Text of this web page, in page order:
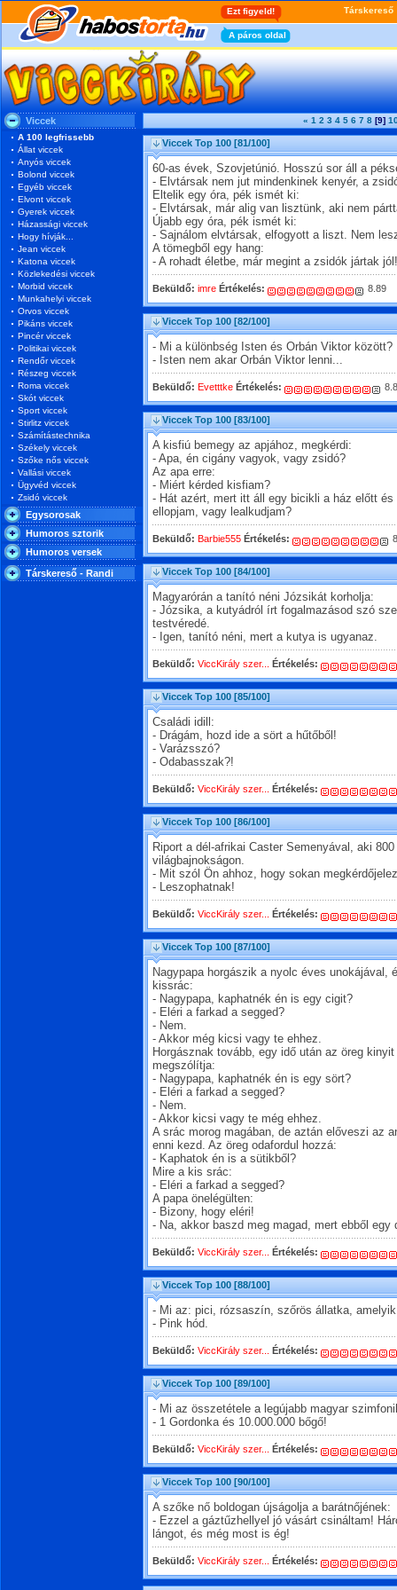
Viccek
A 100 legfrissebb
Állat viccek
Anyós viccek
Bolond viccek
Egyéb viccek
Elvont viccek
Gyerek viccek
Házassági viccek
Hogy hívják...
Jean viccek
Katona viccek
Közlekedési viccek
Morbid viccek
Munkahelyi viccek
Orvos viccek
Pikáns viccek
Pincér viccek
Politikai viccek
Rendőr viccek
Részeg viccek
Roma viccek
Skót viccek
Sport viccek
Stirlitz viccek
Számítástechnika
Székely viccek
Szőke nős viccek
Vallási viccek
Ügyvéd viccek
Zsidó viccek
Egysorosak
Humoros sztorik
Humoros versek
Társkereső - Randi
« 1 2 3 4 5 6 7 8 [9]
Viccek Top 100 [81/100]
60-as évek, Szovjetúnió. Hosszú sor áll a
- Elvtársak nem jut mindenkinek kenyér, a
Eltelik egy óra, pék ismét ki:
- Elvtársak, már alig van lisztünk, aki nem
Újabb egy óra, pék ismét ki:
- Sajnálom elvtársak, elfogyott a liszt. Nem
A tömegből egy hang:
- A rohadt életbe, már megint a zsidók jártak
Beküldő: imre Értékelés: 8.89
Viccek Top 100 [82/100]
- Mi a különbség Isten és Orbán Viktor között?
- Isten nem akar Orbán Viktor lenni...
Beküldő: Evetttke Értékelés:
Viccek Top 100 [83/100]
A kisfiú bemegy az apjához, megkérdi:
- Apa, én cigány vagyok, vagy zsidó?
Az apa erre:
- Miért kérded kisfiam?
- Hát azért, mert itt áll egy bicikli a ház előtt
ellopjam, vagy lealkudjam?
Beküldő: Barbie555 Értékelés:
Viccek Top 100 [84/100]
Magyarórán a tanító néni Józsikát korholja:
- Józsika, a kutyádról írt fogalmazásod szó
testvéredé.
- Igen, tanító néni, mert a kutya is ugyanaz.
Beküldő: ViccKirály szer... Értékelés:
Viccek Top 100 [85/100]
Családi idill:
- Drágám, hozd ide a sört a hűtőből!
- Varázsszó?
- Odabasszak?!
Beküldő: ViccKirály szer... Értékelés:
Viccek Top 100 [86/100]
Riport a dél-afrikai Caster Semenyával, aki
világbajnokságon.
- Mit szól Ön ahhoz, hogy sokan
- Leszophatnak!
Beküldő: ViccKirály szer... Értékelés:
Viccek Top 100 [87/100]
Nagypapa horgászik a nyolc éves unokájával,
kissrác:
- Nagypapa, kaphatnék én is egy cigit?
- Eléri a farkad a segged?
- Nem.
- Akkor még kicsi vagy te ehhez.
Horgásznak tovább, egy idő után az öreg
megszólítja:
- Nagypapa, kaphatnék én is egy sört?
- Eléri a farkad a segged?
- Nem.
- Akkor kicsi vagy te még ehhez.
A srác morog magában, de aztán előveszi az
enni kezd. Az öreg odafordul hozzá:
- Kaphatok én is a sütikből?
Mire a kis srác:
- Eléri a farkad a segged?
A papa önelégülten:
- Bizony, hogy eléri!
- Na, akkor baszd meg magad, mert ebből egy
Beküldő: ViccKirály szer... Értékelés:
Viccek Top 100 [88/100]
- Mi az: pici, rózsaszín, szőrös állatka,
- Pink hód.
Beküldő: ViccKirály szer... Értékelés:
Viccek Top 100 [89/100]
- Mi az összetétele a legújabb magyar
- 1 Gordonka és 10.000.000 bőgő!
Beküldő: ViccKirály szer... Értékelés:
Viccek Top 100 [90/100]
A szőke nő boldogan újságolja a barátnőjének:
- Ezzel a gáztűzhellyel jó vásárt csináltam!
lángot, és még most is ég!
Beküldő: ViccKirály szer... Értékelés: